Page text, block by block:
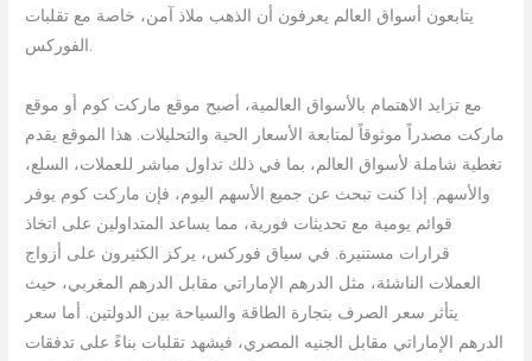
يتابعون أسواق العالم يعرفون أن الذهب ملاذ آمن، خاصة مع تقلبات
الفوركس.
مع تزايد الاهتمام بالأسواق العالمية، أصبح موقع ماركت كوم أو موقع
ماركت مصدراً موثوقاً لمتابعة الأسعار الحية والتحليلات. هذا الموقع يقدم
تغطية شاملة لأسواق العالم، بما في ذلك تداول مباشر للعملات، السلع،
والأسهم. إذا كنت تبحث عن جميع الأسهم اليوم، فإن ماركت كوم يوفر
قوائم يومية مع تحديثات فورية، مما يساعد المتداولين على اتخاذ
قرارات مستنيرة. في سياق فوركس، يركز الكثيرون على أزواج
العملات الناشئة، مثل الدرهم الإماراتي مقابل الدرهم المغربي، حيث
يتأثر سعر الصرف بتجارة الطاقة والسياحة بين الدولتين. أما سعر
الدرهم الإماراتي مقابل الجنيه المصري، فيشهد تقلبات بناءً على تدفقات